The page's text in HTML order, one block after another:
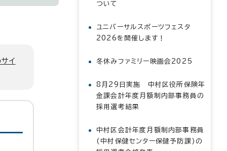
イ
ついて
ユニバーサルスポーツフェスタ
2026を開催します！
冬休みファミリー映画会2025
8月29日実施 中村区役所保険年
金課会計年度月額制内部事務員の
採用選考結果
中村区会計年度月額制内部事務員
(中村保健センター保健予防課)の